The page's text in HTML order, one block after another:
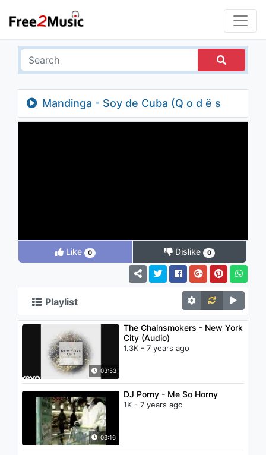
Mandinga - Soy de Cuba (Q o d ë s
Remix)
Like 0 Dislike 0
Playlist
03:53
The Chainsmokers - New York
City (Audio)
1.3K - 7 years ago
03:16
DJ Porny - Me So Horny
1K - 7 years ago